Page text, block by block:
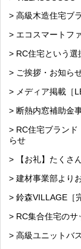
> 高級木造住宅ブ
> エコスマートフ
> RC住宅という選
> ご挨拶・お知ら
> メディア掲載［
> 断熱内窓補助金
> RC住宅ブランド
らせ
> 【お礼】たくさ
> 建材事業部より
> 鈴森VILLAGE［
> RC集合住宅の
> 高級ユニットバス